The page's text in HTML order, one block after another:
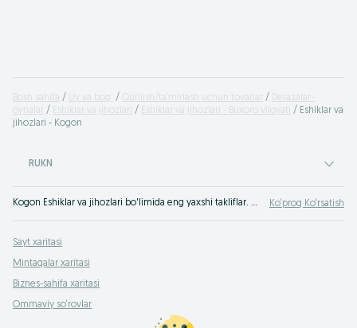
Bosh sahifa Uy va bog' Qurilish/ta‘mirlash uchun tovarlar
Derazalar-
oynalar
Eshiklar va jihozlari Eshiklar va jihozlari - Buxoro viloyati
Eshiklar va
jihozlari - Kogon
RUKN
Kogon Eshiklar va jihozlari bo'limida eng yaxshi takliflar. OLXda hamyonbop narxlarda mahsulot va xizmatlarning katta tanlovi! OLX.uz da ko'plab takliflar! Ko‘proq Ko‘rsatish
Sayt xaritasi
Mintaqalar xaritasi
Biznes-sahifa xaritasi
Ommaviy so‘rovlar